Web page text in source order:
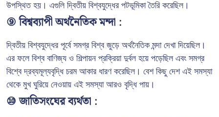
উপস্থিত হয়। এগুলি দ্বিতীয় বিশ্বযুদ্ধের পটভূমিকা তৈরি করেছিল।
⑨ বিশ্বব্যাপী অর্থনৈতিক মন্দা :
দ্বিতীয় বিশ্বযুদ্ধের পূর্বে সমগ্র বিশ্ব জুড়ে অর্থনৈতিক মন্দা দেখা দিয়েছিল।
এর ফলে বিশ্ব বাণিজ্য ও শিল্পায়ন প্রক্রিয়া দুর্বল হয়ে পড়েছিল এবং সমগ্র
বিশ্বে দ্রব্যমূল্যবৃদ্ধি চরম আকার ধারণ করেছিল। বেশ কিছু দেশ এই সমস্যা
থেকে মুখ ঘুরিয়ে নেওয়ায় এই সমস্যা আরও বৃদ্ধি পায়।
⑩ জাতিসংঘের ব্যর্থতা :